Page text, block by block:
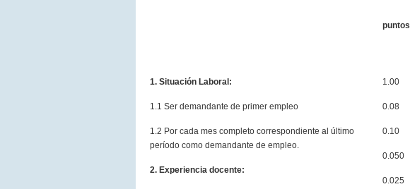
puntos
1. Situación Laboral:
1.1 Ser demandante de primer empleo
1.2 Por cada mes completo correspondiente al último
período como demandante de empleo.
2. Experiencia docente:
1.00
0.08
0.10
0.050
0.025